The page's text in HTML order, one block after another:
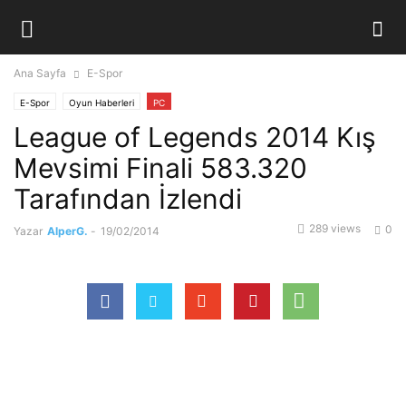
Ana Sayfa E-Spor
E-Spor Oyun Haberleri PC
League of Legends 2014 Kış
Mevsimi Finali 583.320
Tarafından İzlendi
Yazar AlperG. - 19/02/2014 0
289 views